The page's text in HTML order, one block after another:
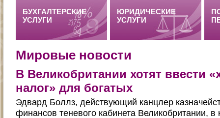
http://optcons.ru/node/63
БУХГАЛТЕРСКИЕ
УСЛУГИ
ЮРИДИЧЕСКИЕ
УСЛУГИ
Мировые новости
В Великобритании хотят ввести
налог» для богатых
Эдвард Боллз, действующий канцлер
финансов теневого кабинета Великобритании,